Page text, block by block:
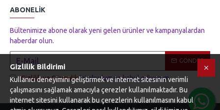
Tek Tıkla Ödeme Kolaylığı
ABONELIK
Bültenimize abone olarak yeni gelen ürünler ve kampanyalardan
haberdar olun.
GÖNDER
Gizlilik ve Güvenlik'ni okudum ve kabul ediyorum.
Gizlilik Bildirimi
Kullanıcı deneyimini geliştirmek ve internet sitesinin verimli
çalışmasını sağlamak amacıyla çerezler kullanılmaktadır. Bu
internet sitesini kullanarak bu çerezlerin kullanılmasını kabul